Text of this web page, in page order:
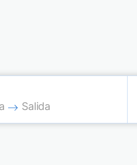
down arrow key to
Press the down arrow
Salida